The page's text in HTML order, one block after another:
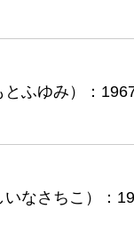
ふゆみ）：
なさちこ）